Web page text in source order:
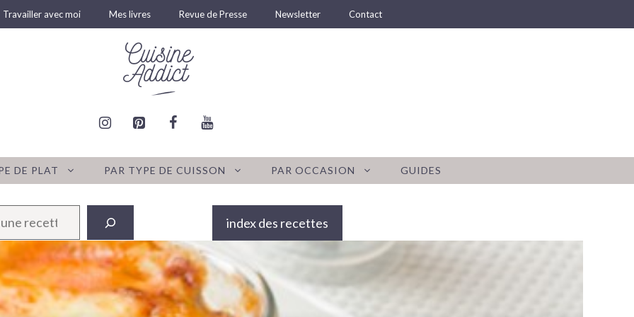
Travailler avec moi Mes livres Revue de Presse Newsletter Contact
DE PLAT PAR TYPE DE CUISSON PAR OCCASION GUIDES
index des recettes